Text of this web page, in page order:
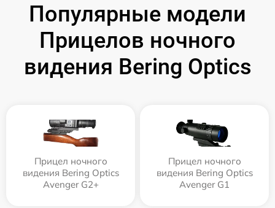
Популярные модели
Прицелов ночного
видения Bering Optics
Прицел ночного
видения Bering Optics
Avenger G2+
Прицел ночного
видения Bering Optics
Avenger G1